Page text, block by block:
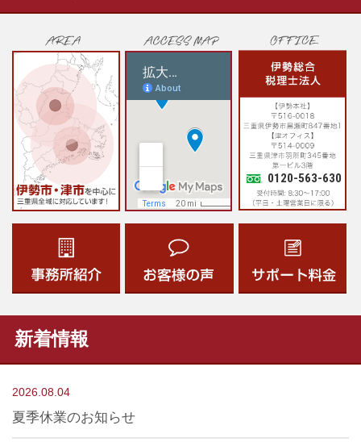
0120-563-630
新着情報
2026.08.04
夏季休業のお知らせ